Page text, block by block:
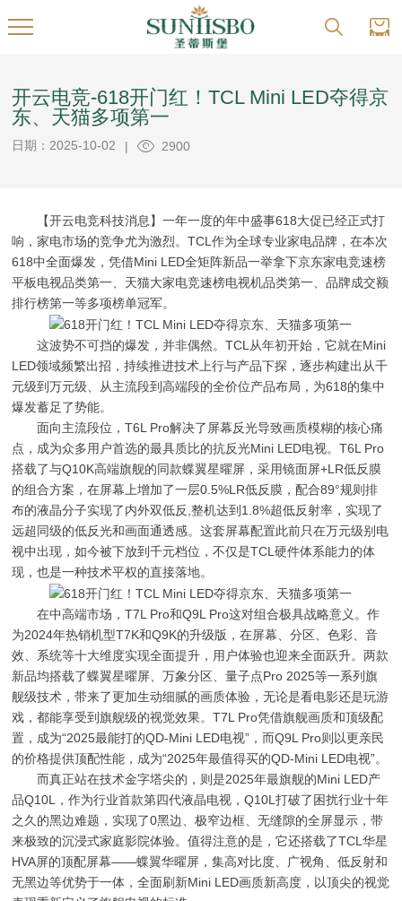
开云电竞-618开门红！TCL Mini LED夺得京
东、天猫多项第一
日期：2025-10-02 | 2900
【开云电竞科技消息】一年一度的年中盛事618大促已经正式打
响，家电市场的竞争尤为激烈。TCL作为全球专业家电品牌，在本次
618中全面爆发，凭借Mini LED全矩阵新品一举拿下京东家电竞速榜
平板电视品类第一、天猫大家电竞速榜电视机品类第一、品牌成交额
排行榜第一等多项榜单冠军。
这波势不可挡的爆发，并非偶然。TCL从年初开始，它就在Mini
LED领域频繁出招，持续推进技术上行与产品下探，逐步构建出从千
元级到万元级、从主流段到高端段的全价位产品布局，为618的集中
爆发蓄足了势能。
面向主流段位，T6L Pro解决了屏幕反光导致画质模糊的核心痛
点，成为众多用户首选的最具质比的抗反光Mini LED电视。T6L Pro
搭载了与Q10K高端旗舰的同款蝶翼星曜屏，采用镜面屏+LR低反膜
的组合方案，在屏幕上增加了一层0.5%LR低反膜，配合89°规则排
布的液晶分子实现了内外双低反,整机达到1.8%超低反射率，实现了
远超同级的低反光和画面通透感。这套屏幕配置此前只在万元级别电
视中出现，如今被下放到千元档位，不仅是TCL硬件体系能力的体
现，也是一种技术平权的直接落地。
在中高端市场，T7L Pro和Q9L Pro这对组合极具战略意义。作
为2024年热销机型T7K和Q9K的升级版，在屏幕、分区、色彩、音
效、系统等十大维度实现全面提升，用户体验也迎来全面跃升。两款
新品均搭载了蝶翼星曜屏、万象分区、量子点Pro 2025等一系列旗
舰级技术，带来了更加生动细腻的画质体验，无论是看电影还是玩游
戏，都能享受到旗舰级的视觉效果。T7L Pro凭借旗舰画质和顶级配
置，成为“2025最能打的QD-Mini LED电视”，而Q9L Pro则以更亲民
的价格提供顶配性能，成为“2025年最值得买的QD-Mini LED电视”。
而真正站在技术金字塔尖的，则是2025年最旗舰的Mini LED产
品Q10L，作为行业首款第四代液晶电视，Q10L打破了困扰行业十年
之久的黑边难题，实现了0黑边、极窄边框、无缝隙的全屏显示，带
来极致的沉浸式家庭影院体验。值得注意的是，它还搭载了TCL华星
HVA屏的顶配屏幕——蝶翼华曜屏，集高对比度、广视角、低反射和
无黑边等优势于一体，全面刷新Mini LED画质新高度，以顶尖的视觉